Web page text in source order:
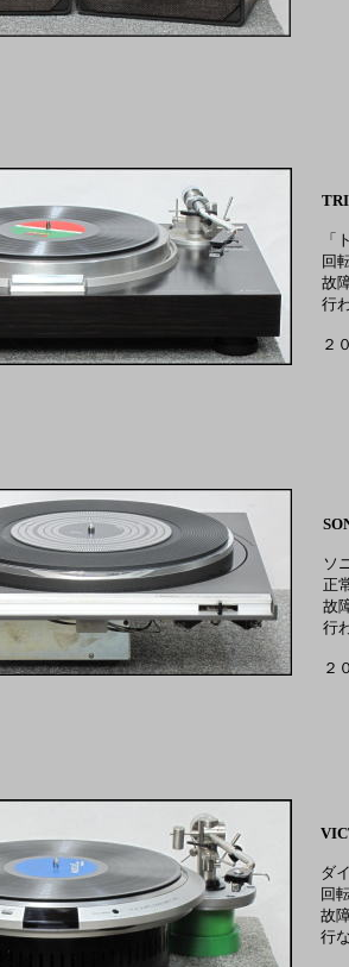
「
回
故
行
２
ソ
正
故
行
２
ダ
回
故
行